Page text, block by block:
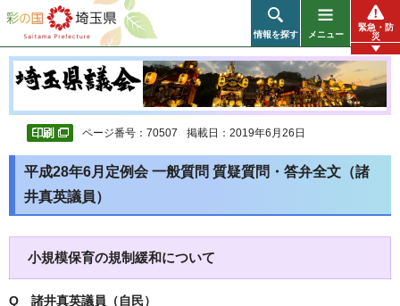
彩の国 埼玉県
情報を探す メニュー
緊急・防
災
ページ番号：70507 掲載日：2019年6月26日
平成28年6月定例会 一般質問 質疑質問・答弁全文（諸
井真英議員）
小規模保育の規制緩和について
Q 諸井真英議員（自民）